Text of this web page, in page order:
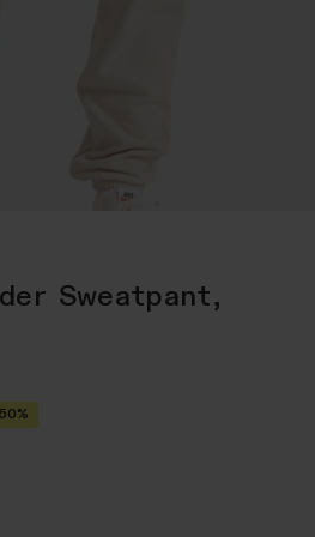
Sweatpant,